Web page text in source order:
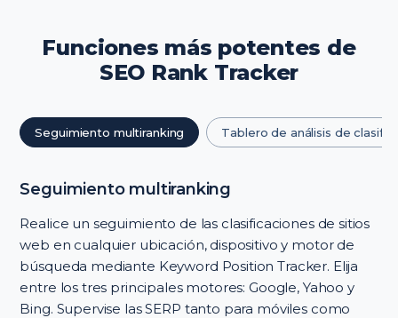
Funciones más potentes de
SEO Rank Tracker
Seguimiento multiranking Tablero de análisis de
Seguimiento multiranking
Realice un seguimiento de las clasificaciones de sitios
web en cualquier ubicación, dispositivo y motor de
búsqueda mediante Keyword Position Tracker. Elija
entre los tres principales motores: Google, Yahoo y
Bing. Supervise las SERP tanto para móviles como